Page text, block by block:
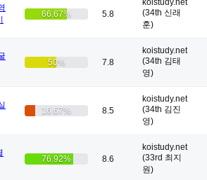
66.67% 5.8
koistudy.net
(34th 신래
훈)
50% 7.8
koistudy.net
(34th 김태
영)
16.67% 8.5
koistudy.net
(34th 김진
영)
76.92% 8.6
koistudy.net
(33rd 최지
원)